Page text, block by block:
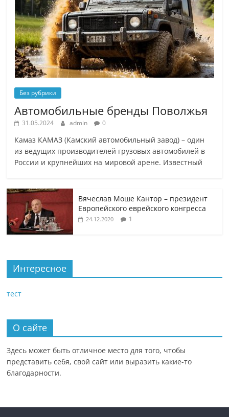
Без рубрики
Автомобильные бренды Поволжья
31.05.2024 admin 0
Камаз КАМАЗ (Камский автомобильный завод) – один
из ведущих производителей грузовых автомобилей в
России и крупнейших на мировой арене. Известный
Вячеслав Моше Кантор – президент
Европейского еврейского конгресса
24.12.2020 1
Интересное
тест
О сайте
Здесь может быть отличное место для того, чтобы
представить себя, свой сайт или выразить какие-то
благодарности.